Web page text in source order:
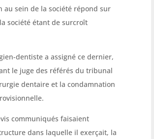
au sein de la société répond sur
société étant de surcroît
dentiste a assigné ce dernier,
le juge des référés du tribunal
dentaire et la condamnation
communiqués faisaient
dans laquelle il exerçait, la